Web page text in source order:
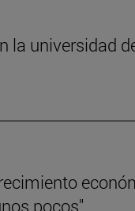
la universidad
pocos"